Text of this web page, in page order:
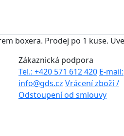
boxera. Prodej po 1 kuse.
Zákaznická podpora
Tel.: +420 571 612 420 E-mail:
info@gds.cz Vrácení zboží /
Odstoupení od smlouvy